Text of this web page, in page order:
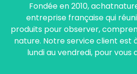
Fondée en 2010,
entreprise française qui
produits pour observer,
nature. Notre service client est
lundi au vendredi, pour vous